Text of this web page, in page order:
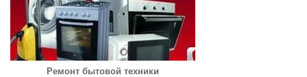
Ремонт бытовой техники